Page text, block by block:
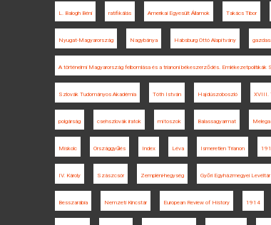
L. Balogh Béni ratifikálás Amerikai Egyesült Államok Takács Tibor
Nyugat-Magyarország Nagybánya Habsburg Ottó Alapítvány
A történelmi Magyarország felbomlása és a trianoni békeszerződés. Emlékezetpolitikák
Szlovák Tudományos Akadémia Tóth István Hajdúszoboszló XVIII.
polgárság csehszlovák iratok mítoszok Balassagyarmat
Miskolc Országgyűlés Index Léva Ismeretlen Trianon
IV. Károly Szászcsór Zempléni-hegység Győri Egyházmegyei Levéltár
Besszarábia Nemzeti Kincstár European Review of History 1914